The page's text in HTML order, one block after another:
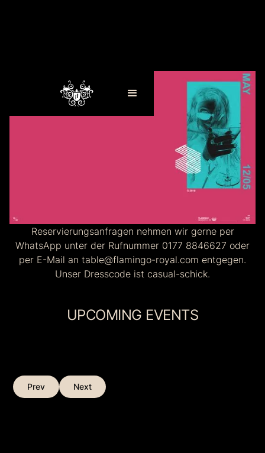
Reservierungsanfragen nehmen wir gerne per
WhatsApp unter der Rufnummer 0177 8846627 oder
per E-Mail an table@flamingo-royal.com entgegen.
Unser Dresscode ist casual-schick.
UPCOMING EVENTS
Prev Next